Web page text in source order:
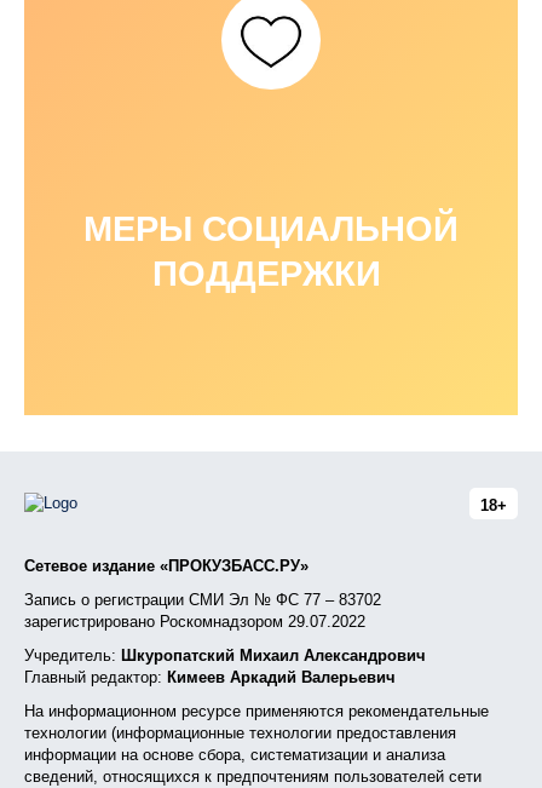
МЕРЫ СОЦИАЛЬНОЙ
ПОДДЕРЖКИ
18+
Сетевое издание «ПРОКУЗБАСС.РУ»
Запись о регистрации СМИ Эл № ФС 77 – 83702
зарегистрировано Роскомнадзором 29.07.2022
Учредитель: Шкуропатский Михаил Александрович
Главный редактор: Кимеев Аркадий Валерьевич
На информационном ресурсе применяются рекомендательные
технологии (информационные технологии предоставления
информации на основе сбора, систематизации и анализа
сведений, относящихся к предпочтениям пользователей сети